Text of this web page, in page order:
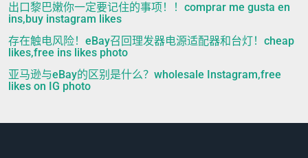
出口黎巴嫩你一定要记住的事项！！comprar me gusta en
ins,buy instagram likes
存在触电风险！eBay召回理发器电源适配器和台灯！cheap
likes,free ins likes photo
亚马逊与eBay的区别是什么？wholesale Instagram,free
likes on IG photo